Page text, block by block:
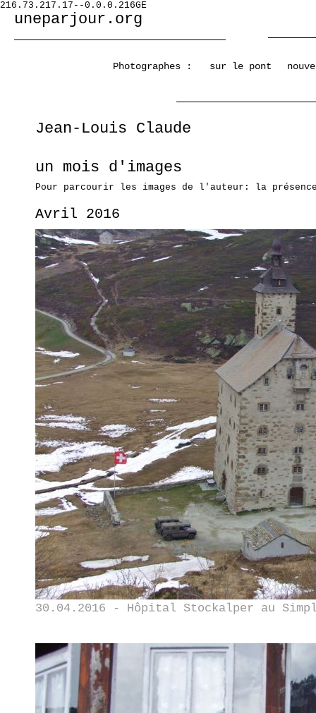
216.73.217.17--0.0.0.216GE
uneparjour.org
Photographes : sur le pont
Jean-Louis Claude
un mois d'images
Pour parcourir les images de l'auteur: la
Avril 2016
30.04.2016 - Hôpital Stockalper au